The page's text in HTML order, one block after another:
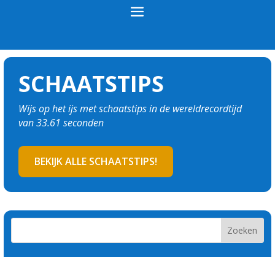
SCHAATSTIPS
Wijs op het ijs met schaatstips in de wereldrecordtijd
van 33.61 seconden
BEKIJK ALLE SCHAATSTIPS!